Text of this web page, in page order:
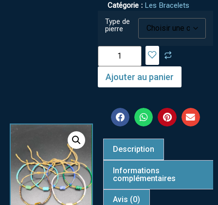
Catégorie : Les Bracelets
Type de
pierre
Ajouter au panier
Description
Informations
complémentaires
Avis (0)